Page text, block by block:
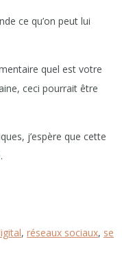
ce qu’on peut lui
quel est votre
ceci pourrait être
j’espère que cette
, réseaux sociaux, se